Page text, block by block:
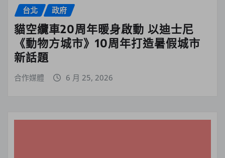
台北 政府
貓空纜車20周年暖身啟動 以迪士尼
《動物方城市》10周年打造暑假城市
新話題
合作媒體 6 月 25, 2026